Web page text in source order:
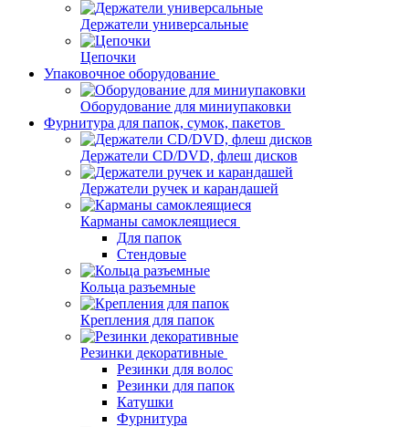
Держатели универсальные
Цепочки
Упаковочное оборудование
Оборудование для миниупаковки
Фурнитура для папок, сумок, пакетов
Держатели CD/DVD, флеш дисков
Держатели ручек и карандашей
Карманы самоклеящиеся
Для папок
Стендовые
Кольца разъемные
Крепления для папок
Резинки декоративные
Резинки для волос
Резинки для папок
Катушки
Фурнитура